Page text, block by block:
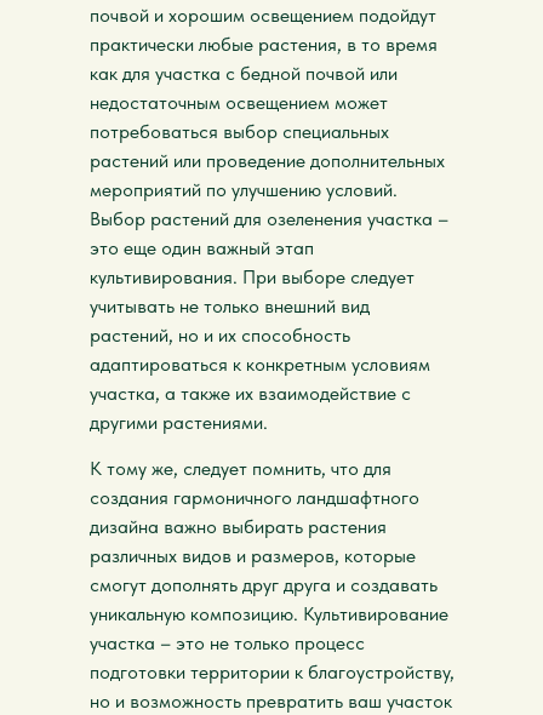
почвой и хорошим освещением подойдут
практически любые растения, в то время
как для участка с бедной почвой или
недостаточным освещением может
потребоваться выбор специальных
растений или проведение дополнительных
мероприятий по улучшению условий.
Выбор растений для озеленения участка –
это еще один важный этап
культивирования. При выборе следует
учитывать не только внешний вид
растений, но и их способность
адаптироваться к конкретным условиям
участка, а также их взаимодействие с
другими растениями.
К тому же, следует помнить, что для
создания гармоничного ландшафтного
дизайна важно выбирать растения
различных видов и размеров, которые
смогут дополнять друг друга и создавать
уникальную композицию. Культивирование
участка – это не только процесс
подготовки территории к благоустройству,
но и возможность превратить ваш участок